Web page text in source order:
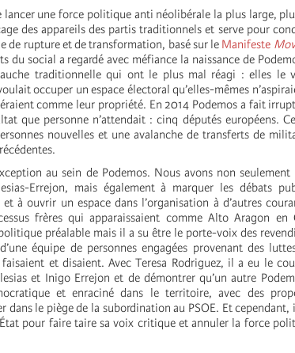
lancer une force politique anti néolibérale la plus large,
des appareils des partis traditionnels et serve pour
de rupture et de transformation, basé sur le Manifeste
du social a regardé avec méfiance la naissance de
traditionnelle qui ont le plus mal réagi : elles le
occuper un espace électoral qu’elles-mêmes
comme leur propriété. En 2014 Podemos a fait
que personne n’attendait : cinq députés européens.
nouvelles et une avalanche de transferts de
au sein de Podemos. Nous avons non seulement
Errejon, mais également à marquer les débats
à ouvrir un espace dans l’organisation à d’autres
frères qui apparaissaient comme Alto Aragon en
préalable mais il a su être le porte-voix des
équipe de personnes engagées provenant des
et disaient. Avec Teresa Rodriguez, il a eu le
et Inigo Errejon et de démontrer qu’un autre
et enraciné dans le territoire, avec des
dans le piège de la subordination au PSOE. Et cependant,
pour faire taire sa voix critique et annuler la force